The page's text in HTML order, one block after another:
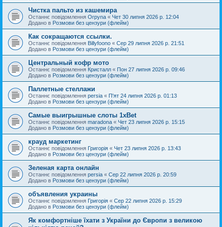
Чистка пальто из кашемира
Останнє повідомлення Orpyna « Чет 30 липня 2026 р. 12:04
Додано в Розмови без цензури (флейм)
Как сокращаются ссылки.
Останнє повідомлення Billyfoono « Сер 29 липня 2026 р. 21:51
Додано в Розмови без цензури (флейм)
Центральный кофр мото
Останнє повідомлення Кристалл « Пон 27 липня 2026 р. 09:46
Додано в Розмови без цензури (флейм)
Паллетные стеллажи
Останнє повідомлення persia « П'ят 24 липня 2026 р. 01:13
Додано в Розмови без цензури (флейм)
Самые выигрышные слоты 1xBet
Останнє повідомлення maradona « Чет 23 липня 2026 р. 15:15
Додано в Розмови без цензури (флейм)
крауд маркетинг
Останнє повідомлення Григорія « Чет 23 липня 2026 р. 13:43
Додано в Розмови без цензури (флейм)
Зеленая карта онлайн
Останнє повідомлення persia « Сер 22 липня 2026 р. 20:59
Додано в Розмови без цензури (флейм)
объявления украины
Останнє повідомлення Григорія « Сер 22 липня 2026 р. 15:29
Додано в Розмови без цензури (флейм)
Як комфортніше їхати з України до Європи з великою